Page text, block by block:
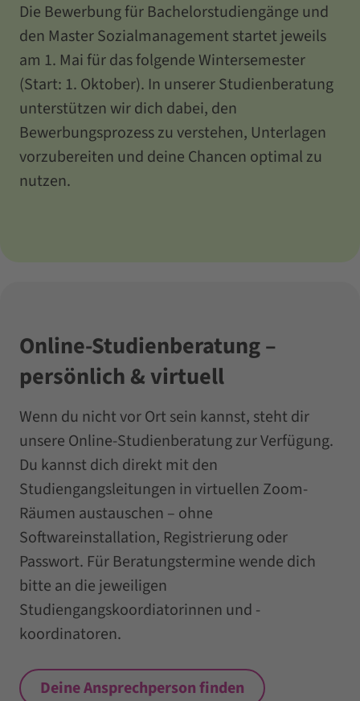
Die Bewerbung für Bachelorstudiengänge und
den Master Sozialmanagement startet jeweils
am 1. Mai für das folgende Wintersemester
(Start: 1. Oktober). In unserer Studienberatung
unterstützen wir dich dabei, den
Bewerbungsprozess zu verstehen, Unterlagen
vorzubereiten und deine Chancen optimal zu
nutzen.
Online-Studienberatung –
persönlich & virtuell
Wenn du nicht vor Ort sein kannst, steht dir
unsere Online-Studienberatung zur Verfügung.
Du kannst dich direkt mit den
Studiengangsleitungen in virtuellen Zoom-
Räumen austauschen – ohne
Softwareinstallation, Registrierung oder
Passwort. Für Beratungstermine wende dich
bitte an die jeweiligen
Studiengangskoordiatorinnen und -
koordinatoren.
Deine Ansprechperson finden